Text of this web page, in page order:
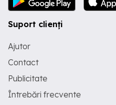
Suport clienți
Ajutor
Contact
Publicitate
Întrebări frecvente